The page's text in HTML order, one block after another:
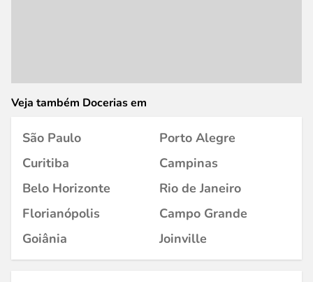
Veja também Docerias em
São Paulo
Porto Alegre
Curitiba
Campinas
Belo Horizonte
Rio de Janeiro
Florianópolis
Campo Grande
Goiânia
Joinville